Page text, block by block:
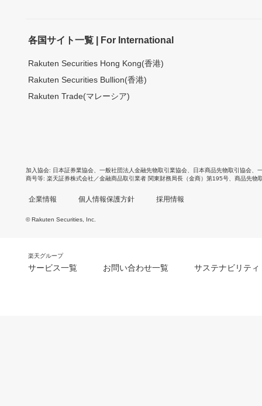
各国サイト一覧 | For International
Rakuten Securities Hong Kong(香港)
Rakuten Securities Bullion(香港)
Rakuten Trade(マレーシア)
加入協会 日本証券業協会 一般社団法人金融先物取引業協会 日本商品先物取引協会
商号等 楽天証券株式会社／金融商品取引業者 関東財務局長（金商）第195号、商品先物
企業情報 個人情報保護方針 採用情報
© Rakuten Securities, Inc.
楽天グループ
サービス一覧 お問い合わせ一覧 サステナビリティ